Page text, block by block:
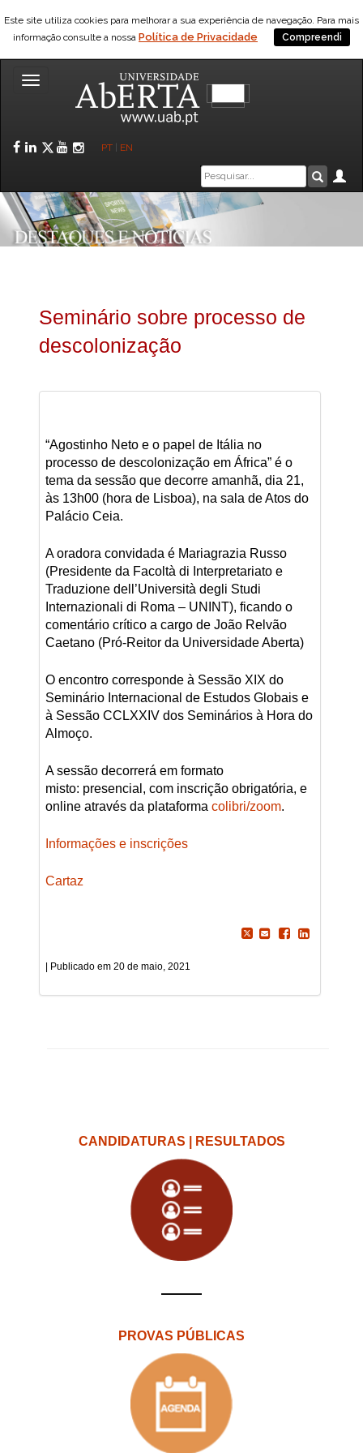
Este site utiliza cookies para melhorar a sua experiência de navegação. Para mais
informação consulte a nossa Política de Privacidade Compreendi
Toggle
Facebook
LinkedIn
Twitter
YouTube
Instagram
PT EN
Caixa
de
pesquisa
Seminário sobre processo de
descolonização
“Agostinho Neto e o papel de Itália no
processo de descolonização em África” é o
tema da sessão que decorre amanhã, dia 21,
às 13h00 (hora de Lisboa), na sala de Atos do
Palácio Ceia.
A oradora convidada é Mariagrazia Russo
(Presidente da Facoltà di Interpretariato e
Traduzione dell’Università degli Studi
Internazionali di Roma – UNINT), ficando o
comentário crítico a cargo de João Relvão
Caetano (Pró-Reitor da Universidade Aberta)
O encontro corresponde à Sessão XIX do
Seminário Internacional de Estudos Globais e
à Sessão CCLXXIV dos Seminários à Hora do
Almoço.
A sessão decorrerá em formato
misto: presencial, com inscrição obrigatória, e
online através da plataforma colibri/zoom.
Informações e inscrições
Cartaz
20 de maio, 2021
CANDIDATURAS | RESULTADOS
PROVAS PÚBLICAS